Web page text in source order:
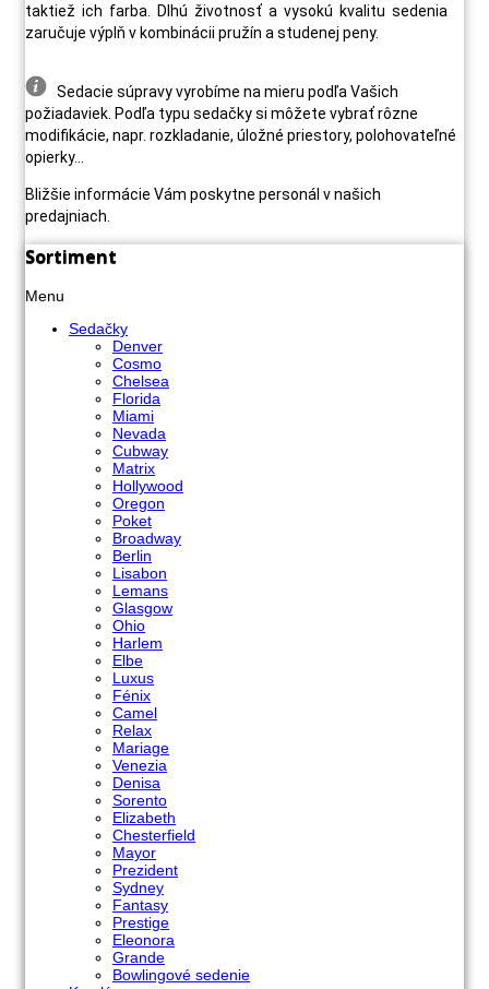
taktiež ich farba. Dlhú životnosť a vysokú kvalitu sedenia
zaručuje výplň v kombinácii pružín a studenej peny.
Sedacie súpravy vyrobíme na mieru podľa Vašich
požiadaviek. Podľa typu sedačky si môžete vybrať rôzne
modifikácie, napr. rozkladanie, úložné priestory, polohovateľné
opierky...
Bližšie informácie Vám poskytne personál v našich
predajniach.
Sortiment
Menu
Sedačky
Denver
Cosmo
Chelsea
Florida
Miami
Nevada
Cubway
Matrix
Hollywood
Oregon
Poket
Broadway
Berlin
Lisabon
Lemans
Glasgow
Ohio
Harlem
Elbe
Luxus
Fénix
Camel
Relax
Mariage
Venezia
Denisa
Sorento
Elizabeth
Chesterfield
Mayor
Prezident
Sydney
Fantasy
Prestige
Eleonora
Grande
Bowlingové sedenie